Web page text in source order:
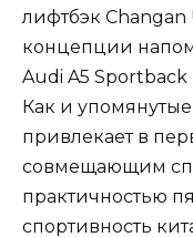
лифтбэк Changan
концепции
Audi A5 Sportback
Как и
привлекает в
совмещающим
практичностью
спортивность